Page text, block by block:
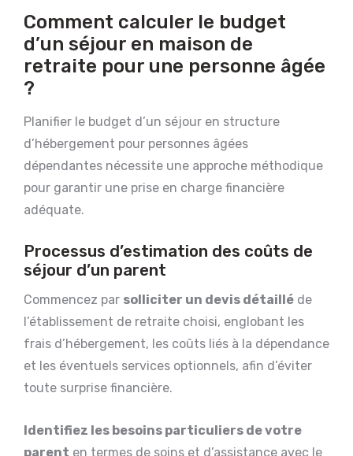
Comment calculer le budget
d’un séjour en maison de
retraite pour une personne âgée
?
Planifier le budget d’un séjour en structure
d’hébergement pour personnes âgées
dépendantes nécessite une approche méthodique
pour garantir une prise en charge financière
adéquate.
Processus d’estimation des coûts de
séjour d’un parent
Commencez par solliciter un devis détaillé de
l’établissement de retraite choisi, englobant les
frais d’hébergement, les coûts liés à la dépendance
et les éventuels services optionnels, afin d’éviter
toute surprise financière.
Identifiez les besoins particuliers de votre
parent en termes de soins et d’assistance avec le